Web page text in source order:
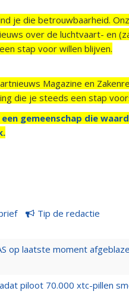
je die betrouwbaarheid.
over de luchtvaart- en
stap voor willen blijven.
Magazine en
die je steeds een stap
gemeenschap die
Tip de redactie
op laatste moment
piloot 70.000 xtc-pillen